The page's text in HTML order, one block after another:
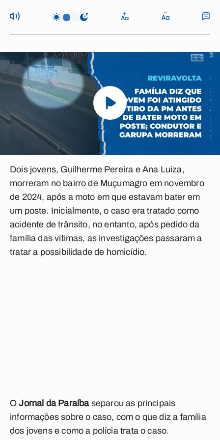
Dois jovens, Guilherme Pereira e Ana Luiza,
morreram no bairro de Muçumagro em novembro
de 2024, após a moto em que estavam bater em
um poste. Inicialmente, o caso era tratado como
acidente de trânsito, no entanto, após pedido da
família das vítimas, as investigações passaram a
tratar a possibilidade de homicídio.
OJornal da Paraíbaseparou as principais
informações sobre o caso, com o que diz a família
dos jovens e como a polícia trata o caso.